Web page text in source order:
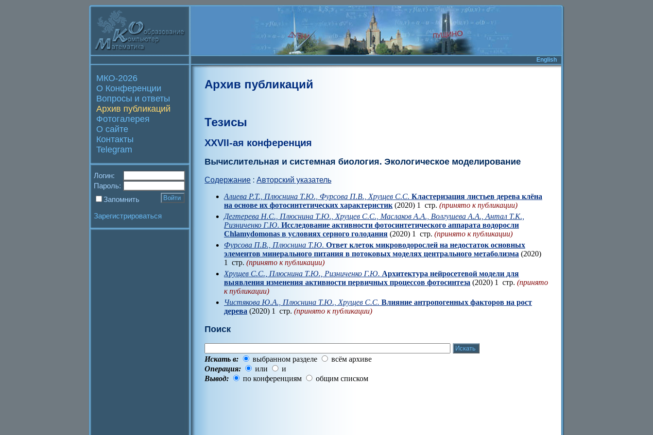
English
МКО-2026
О Конференции
Вопросы и ответы
Архив публикаций
Фотогалерея
О сайте
Контакты
Telegram
Логин:
Пароль:
Запомнить
Зарегистрироваться
Архив публикаций
Тезисы
XXVII-ая конференция
Вычислительная и системная биология. Экологическое моделирование
Содержание : Авторский указатель
Алиева Р.Т., Плюснина Т.Ю., Фурсова П.В., Хрущев С.С. Кластеризация листьев дерева клёна
на основе их фотосинтетических характеристик (2020) 1 стр. (принято к публикации)
Дегтерева Н.С., Плюснина Т.Ю., Хрущев С.С., Маслаков А.А., Волгушева А.А., Антал Т.К.,
Ризниченко Г.Ю. Исследование активности фотосинтетического аппарата водоросли
Chlamydomonas в условиях серного голодания (2020) 1 стр. (принято к публикации)
Фурсова П.В., Плюснина Т.Ю. Ответ клеток микроводорослей на недостаток основных
элементов минерального питания в потоковых моделях центрального метаболизма (2020)
1 стр. (принято к публикации)
Хрущев С.С., Плюснина Т.Ю., Ризниченко Г.Ю. Архитектура нейросетевой модели для
выявления изменения активности первичных процессов фотосинтеза (2020) 1 стр. (принято
к публикации)
Чистякова Ю.А., Плюснина Т.Ю., Хрущев С.С. Влияние антропогенных факторов на рост
дерева (2020) 1 стр. (принято к публикации)
Поиск
Искать в: выбранном разделе
всём архиве
Операция:
или
и
Вывод:
по конференциям общим списком